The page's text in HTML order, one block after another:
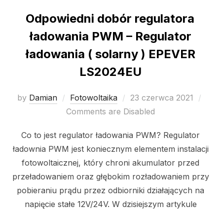
Odpowiedni dobór regulatora
ładowania PWM – Regulator
ładowania ( solarny ) EPEVER
LS2024EU
by Damian Fotowoltaika
Posted
on
23 czerwca 2021
Comments are Disabled
Co to jest regulator ładowania PWM? Regulator
ładownia PWM jest koniecznym elementem instalacji
fotowoltaicznej, który chroni akumulator przed
przeładowaniem oraz głębokim rozładowaniem przy
pobieraniu prądu przez odbiorniki działających na
napięcie stałe 12V/24V. W dzisiejszym artykule